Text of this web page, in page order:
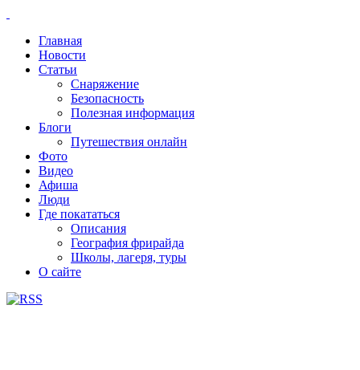
Главная
Новости
Статьи
Снаряжение
Безопасность
Полезная информация
Блоги
Путешествия онлайн
Фото
Видео
Афиша
Люди
Где покататься
Описания
География фрирайда
Школы, лагеря, туры
О сайте